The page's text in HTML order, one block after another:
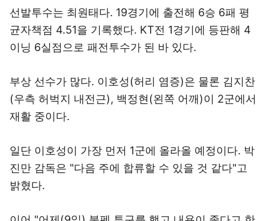
선발투수는 최원태다. 19경기에 출전해 6승 6패 평
균자책점 4.51을 기록했다. KT전 1경기에 등판해 4
이닝 6실점으로 패전투수가 된 바 있다.
부상 선수가 많다. 이호성(허리 염증)은 물론 김지찬
(우측 허벅지 내전근), 백정현(왼쪽 어깨)이 2군에서
재활 중이다.
일단 이호성이 가장 먼저 1군에 올라올 예정이다. 박
진만 감독은 "다음 주에 합류할 수 있을 것 같다"고
밝혔다.